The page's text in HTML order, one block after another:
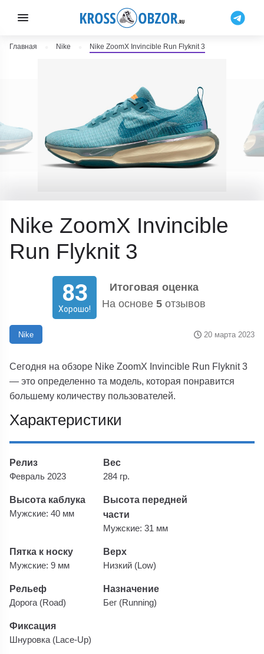
Главная Nike Nike ZoomX Invincible Run Flyknit 3
Nike ZoomX Invincible
Run Flyknit 3
83
Хорошо!
Итоговая оценка
На основе 5 отзывов
Nike 20 марта 2023
Сегодня на обзоре Nike ZoomX Invincible Run Flyknit 3
— это определенно та модель, которая понравится
большему количеству пользователей.
Характеристики
Релиз
Февраль 2023
Вес
284 гр.
Высота каблука
Мужские: 40 мм
Высота передней
части
Мужские: 31 мм
Пятка к носку
Мужские: 9 мм
Верх
Низкий (Low)
Рельеф
Дорога (Road)
Назначение
Бег (Running)
Фиксация
Шнуровка (Lace-Up)